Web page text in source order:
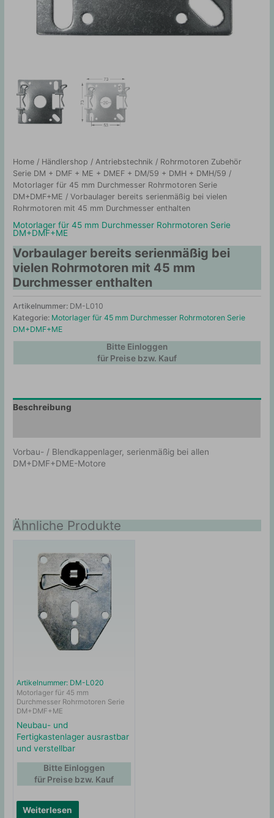
Home / Händlershop / Antriebstechnik / Rohrmotoren Zubehör
Serie DM + DMF + ME + DMEF + DM/59 + DMH + DMH/59 /
Motorlager für 45 mm Durchmesser Rohrmotoren Serie
DM+DMF+ME / Vorbaulager bereits serienmäßig bei vielen
Rohrmotoren mit 45 mm Durchmesser enthalten
Motorlager für 45 mm Durchmesser Rohrmotoren Serie
DM+DMF+ME
Vorbaulager bereits serienmäßig bei
vielen Rohrmotoren mit 45 mm
Durchmesser enthalten
Artikelnummer: DM-L010
Kategorie: Motorlager für 45 mm Durchmesser Rohrmotoren Serie
DM+DMF+ME
Bitte Einloggen
für Preise bzw. Kauf
Beschreibung
Vorbau- / Blendkappenlager, serienmäßig bei allen
DM+DMF+DME-Motore
Ähnliche Produkte
Artikelnummer: DM-L020
Motorlager für 45 mm
Durchmesser Rohrmotoren Serie
DM+DMF+ME
Neubau- und
Fertigkastenlager ausrastbar
und verstellbar
Weiterlesen
Bitte Einloggen
für Preise bzw. Kauf